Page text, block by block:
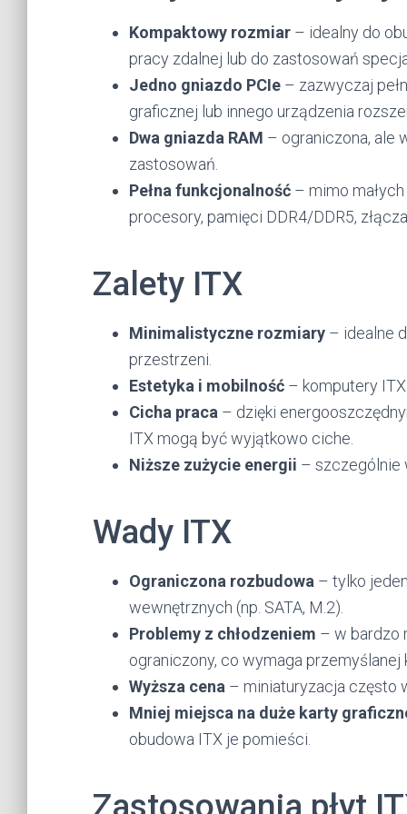
Kompaktowy rozmiar – idealny do
pracy zdalnej lub do zastosowań
Jedno gniazdo PCIe – zazwyczaj
graficznej lub innego urządzenia
Dwa gniazda RAM – ograniczona, ale
zastosowań.
Pełna funkcjonalność – mimo
procesory, pamięci DDR4/DDR5,
Zalety ITX
Minimalistyczne rozmiary – idealne
przestrzeni.
Estetyka i mobilność – komputery
Cicha praca – dzięki
ITX mogą być wyjątkowo ciche.
Niższe zużycie energii – szczególnie
Wady ITX
Ograniczona rozbudowa – tylko
wewnętrznych (np. SATA, M.2).
Problemy z chłodzeniem – w bardzo
ograniczony, co wymaga przemyślanej
Wyższa cena – miniaturyzacja często
Mniej miejsca na duże karty
obudowa ITX je pomieści.